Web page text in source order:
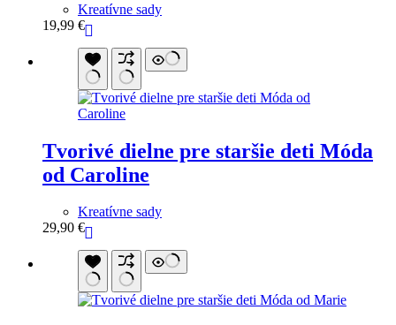
Kreatívne sady
19,99 €
Tvorivé dielne pre staršie deti Móda
od Caroline
Kreatívne sady
29,90 €